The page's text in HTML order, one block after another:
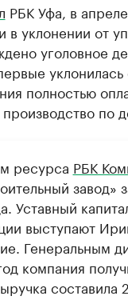
РБК Уфа, в
в уклонении от
уголовное
полностью
по
ресурса РБК
завод»
Уставный
выступают
Генеральным
компания
составила